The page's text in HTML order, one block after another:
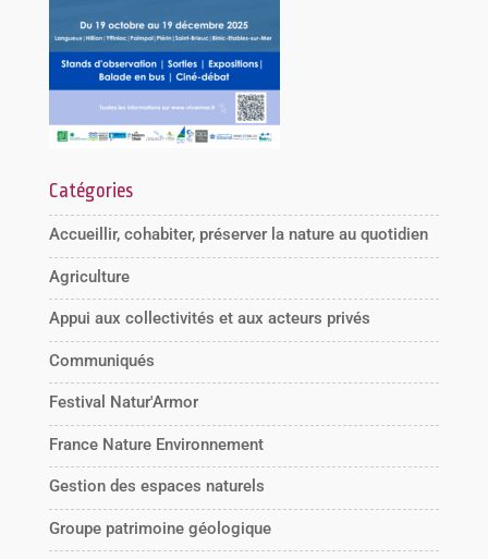
Catégories
Accueillir, cohabiter, préserver la nature au quotidien
Agriculture
Appui aux collectivités et aux acteurs privés
Communiqués
Festival Natur'Armor
France Nature Environnement
Gestion des espaces naturels
Groupe patrimoine géologique